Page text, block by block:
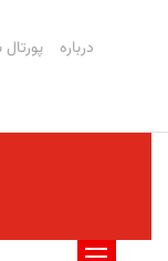
درباره